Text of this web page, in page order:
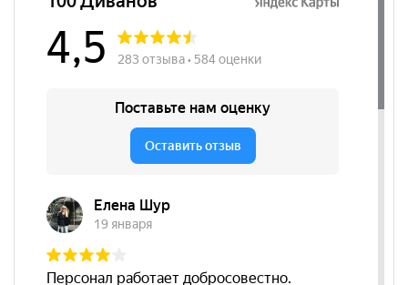
Возможность
зеркальной
сборки
да
Современный
Спальня, Детская